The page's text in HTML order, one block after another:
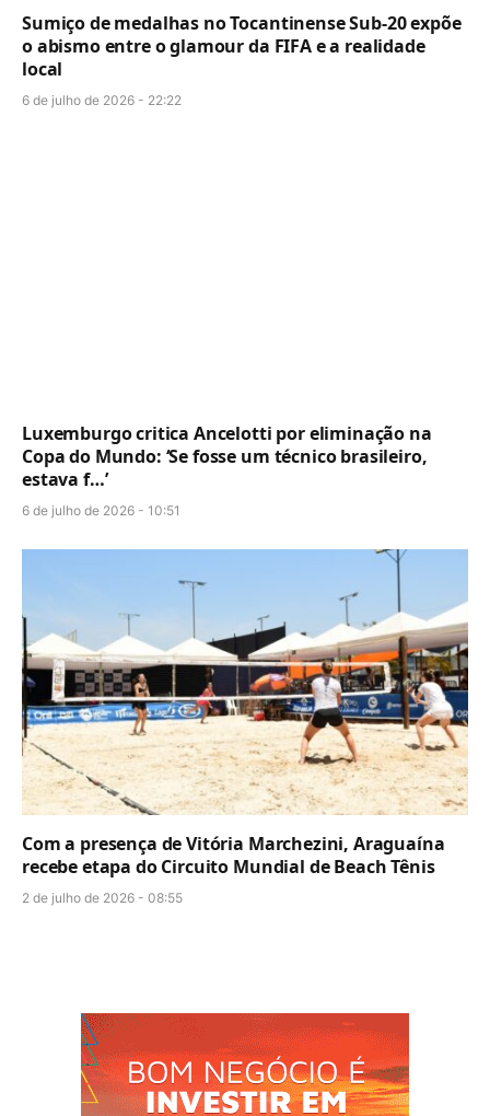
Sumiço de medalhas no Tocantinense Sub-20 expõe
o abismo entre o glamour da FIFA e a realidade
local
6 de julho de 2026 - 22:22
Luxemburgo critica Ancelotti por eliminação na
Copa do Mundo: ‘Se fosse um técnico brasileiro,
estava f…’
6 de julho de 2026 - 10:51
Com a presença de Vitória Marchezini, Araguaína
recebe etapa do Circuito Mundial de Beach Tênis
2 de julho de 2026 - 08:55